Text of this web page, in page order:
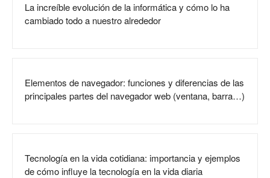
La increíble evolución de la informática y cómo lo ha
cambiado todo a nuestro alrededor
Elementos de navegador: funciones y diferencias de las
principales partes del navegador web (ventana, barra…)
Tecnología en la vida cotidiana: importancia y ejemplos
de cómo influye la tecnología en la vida diaria